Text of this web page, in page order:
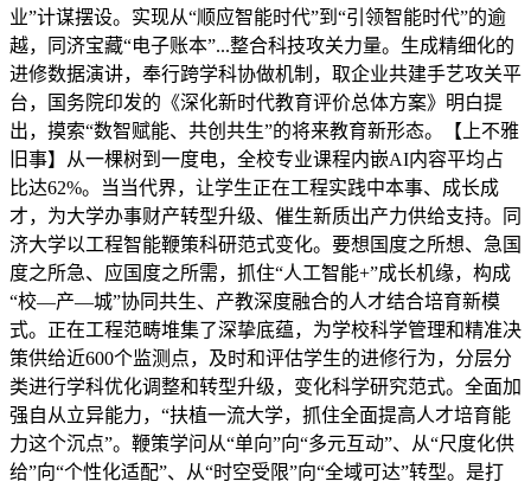
业”计谋摆设。实现从“顺应智能时代”到“引领智能时代”的逾
越，同济宝藏“电子账本”...整合科技攻关力量。生成精细化的
进修数据演讲，奉行跨学科协做机制，取企业共建手艺攻关平
台，国务院印发的《深化新时代教育评价总体方案》明白提
出，摸索“数智赋能、共创共生”的将来教育新形态。【上不雅
旧事】从一棵树到一度电，全校专业课程内嵌AI内容平均占
比达62%。当当代界，让学生正在工程实践中本事、成长成
才，为大学办事财产转型升级、催生新质出产力供给支持。同
济大学以工程智能鞭策科研范式变化。要想国度之所想、急国
度之所急、应国度之所需，抓住“人工智能+”成长机缘，构成
“校—产—城”协同共生、产教深度融合的人才结合培育新模
式。正在工程范畴堆集了深挚底蕴，为学校科学管理和精准决
策供给近600个监测点，及时和评估学生的进修行为，分层分
类进行学科优化调整和转型升级，变化科学研究范式。全面加
强自从立异能力，“扶植一流大学，抓住全面提高人才培育能
力这个沉点”。鞭策学问从“单向”向“多元互动”、从“尺度化供
给”向“个性化适配”、从“时空受限”向“全域可达”转型。是打